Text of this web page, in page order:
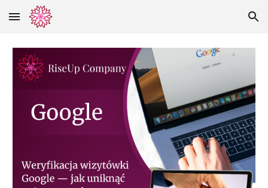
Skip to main content Skip to navigation